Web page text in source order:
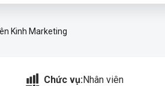
Kinh Marketing
Chức vụ:Nhân viên